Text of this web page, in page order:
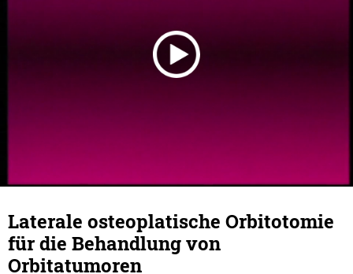
Laterale osteoplatische Orbitotomie
für die Behandlung von
Orbitatumoren